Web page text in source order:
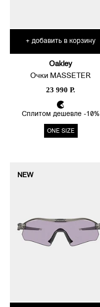
+ добавить в корзину
Oakley
Очки MASSETER
23 990 Р.
Сплитом дешевле -10%
ONE SIZE
NEW